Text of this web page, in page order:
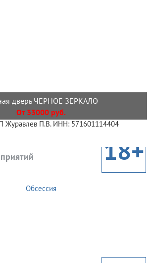
дверь ЧЕРНОЕ ЗЕРКАЛО
От 33000 руб.
Журавлев П.В. ИНН: 571601114404
18+
Обсессия